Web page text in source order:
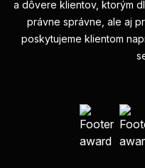
a dôvere klientov, ktorým
právne správne, ale aj
poskytujeme klientom